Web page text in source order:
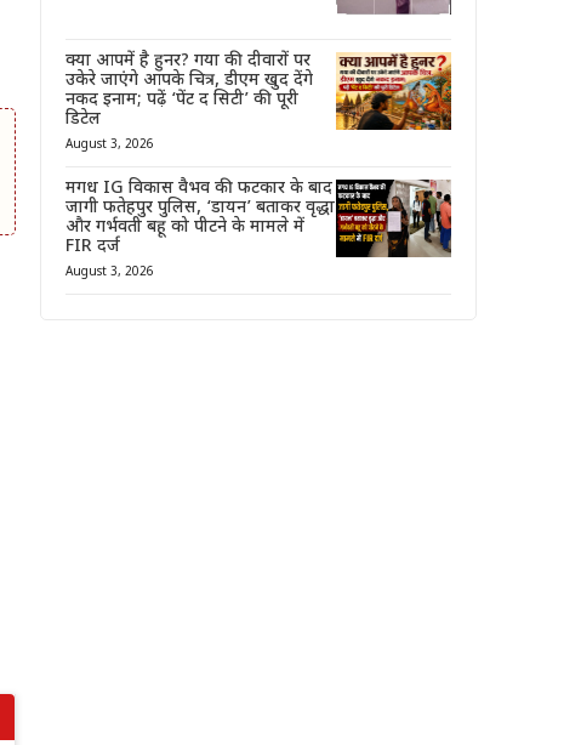
क्या आपमें है हुनर? गया की दीवारों पर
उकेरे जाएंगे आपके चित्र, डीएम खुद देंगे
नकद इनाम; पढ़ें ‘पेंट द सिटी’ की पूरी
डिटेल
August 3, 2026
मगध IG विकास वैभव की फटकार के बाद
जागी फतेहपुर पुलिस, ‘डायन’ बताकर वृद्धा
और गर्भवती बहू को पीटने के मामले में
FIR दर्ज
August 3, 2026